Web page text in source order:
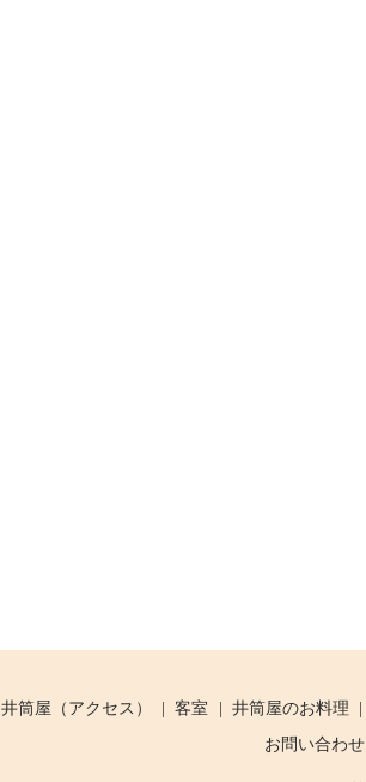
井筒屋（アクセス） 客室 井筒屋のお料理
お問い合わせ